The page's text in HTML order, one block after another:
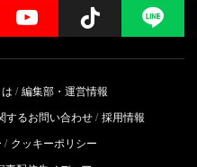
YouTube Follow
編集部・運営情報
するお問い合わせ 採用情報
クッキーポリシー